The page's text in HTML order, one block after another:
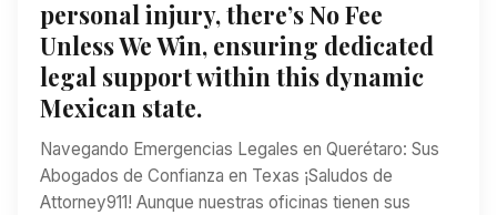
personal injury, there’s No Fee
Unless We Win, ensuring dedicated
legal support within this dynamic
Mexican state.
Navegando Emergencias Legales en Querétaro: Sus
Abogados de Confianza en Texas ¡Saludos de
Attorney911! Aunque nuestras oficinas tienen sus